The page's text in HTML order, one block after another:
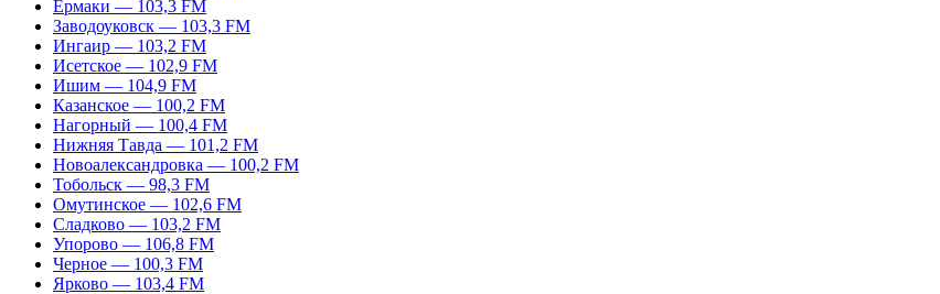
Ермаки — 103,3 FM
Заводоуковск — 103,3 FM
Ингаир — 103,2 FM
Исетское — 102,9 FM
Ишим — 104,9 FM
Казанское — 100,2 FM
Нагорный — 100,4 FM
Нижняя Тавда — 101,2 FM
Новоалександровка — 100,2 FM
Тобольск — 98,3 FM
Омутинское — 102,6 FM
Сладково — 103,2 FM
Упорово — 106,8 FM
Черное — 100,3 FM
Ярково — 103,4 FM